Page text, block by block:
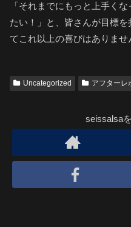
「それまでにもっと上手く
たい！」と、皆さんが目標
てこれ以上の喜びはありませ
Uncategorized アフターレ
seissalsa